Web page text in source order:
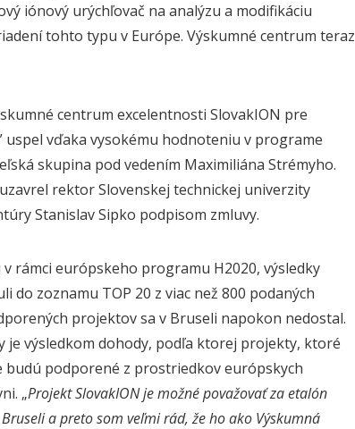
iónový urýchľovač na analýzu a modifikáciu
tohto typu v Európe. Výskumné centrum teraz
centrum excelentnosti SlovakION pre
vďaka vysokému hodnoteniu v programe
skupina pod vedením Maximiliána Strémyho.
rektor Slovenskej technickej univerzity
Stanislav Sipko podpisom zmluvy.
rámci európskeho programu H2020, výsledky
zoznamu TOP 20 z viac než 800 podaných
projektov sa v Bruseli napokon nedostal.
výsledkom dohody, podľa ktorej projekty, ktoré
budú podporené z prostriedkov európskych
„Projekt SlovakION je možné považovať za etalón
a preto som veľmi rád, že ho ako Výskumná